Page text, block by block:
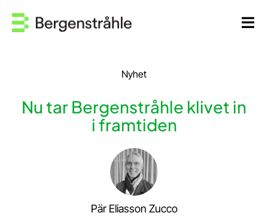
innehållet
Medarbetare
Nyhet
Nu tar Bergenstråhle klivet in
i framtiden
Pär Eliasson Zucco